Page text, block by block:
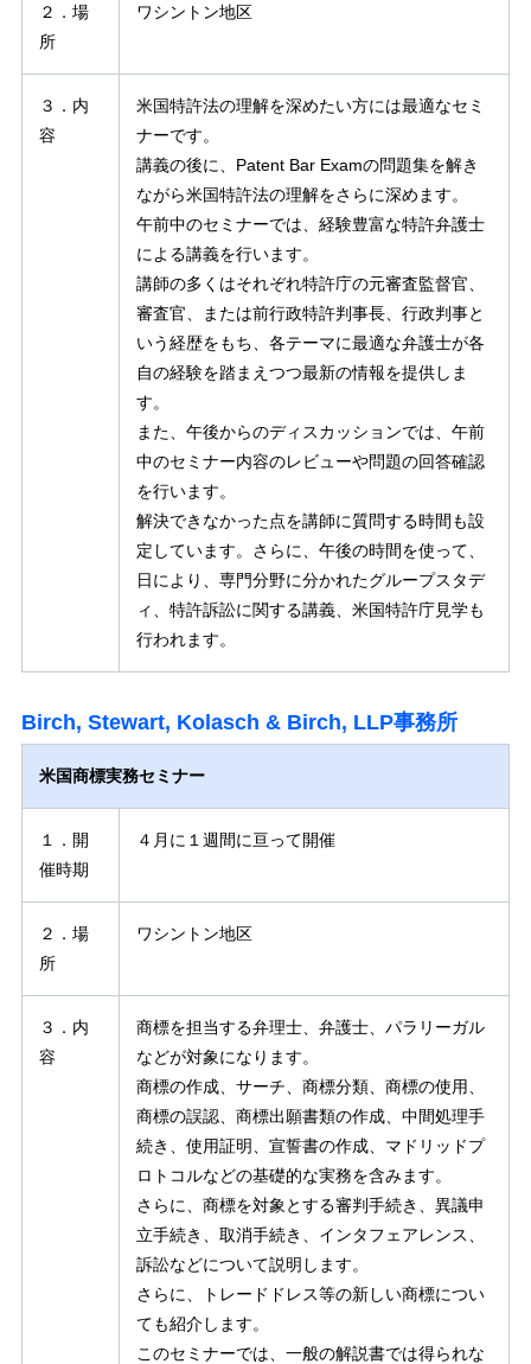
２．場
所
ワシントン地区
３．内
容
米国特許法の理解を深めたい方には最適なセミ
ナーです。
講義の後に、Patent Bar Examの問題集を解き
ながら米国特許法の理解をさらに深めます。
午前中のセミナーでは、経験豊富な特許弁護士
による講義を行います。
講師の多くはそれぞれ特許庁の元審査監督官、
審査官、または前行政特許判事長、行政判事と
いう経歴をもち、各テーマに最適な弁護士が各
自の経験を踏まえつつ最新の情報を提供しま
す。
また、午後からのディスカッションでは、午前
中のセミナー内容のレビューや問題の回答確認
を行います。
解決できなかった点を講師に質問する時間も設
定しています。さらに、午後の時間を使って、
日により、専門分野に分かれたグループスタデ
ィ、特許訴訟に関する講義、米国特許庁見学も
行われます。
Birch, Stewart, Kolasch & Birch, LLP事務所
米国商標実務セミナー
１．開
催時期
４月に１週間に亘って開催
２．場
所
ワシントン地区
３．内
容
商標を担当する弁理士、弁護士、パラリーガル
などが対象になります。
商標の作成、サーチ、商標分類、商標の使用、
商標の誤認、商標出願書類の作成、中間処理手
続き、使用証明、宣誓書の作成、マドリッドプ
ロトコルなどの基礎的な実務を含みます。
さらに、商標を対象とする審判手続き、異議申
立手続き、取消手続き、インタフェアレンス、
訴訟などについて説明します。
さらに、トレードドレス等の新しい商標につい
ても紹介します。
このセミナーでは、一般の解説書では得られな